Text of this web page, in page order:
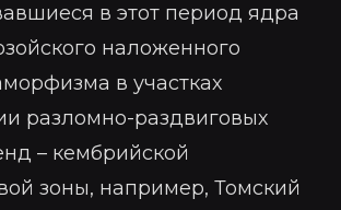
в этот период ядра
наложенного
в участках
разломно-раздвиговых
– кембрийской
зоны, например, Томский